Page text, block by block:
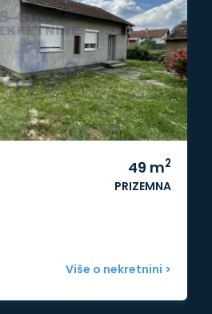
49 m2
PRIZEMNA
Više o nekretnini >